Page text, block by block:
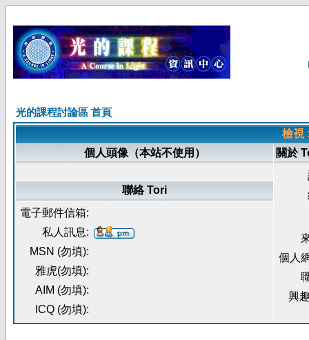
光的課程討論區 首頁
檢視
個人頭像（本站不使用）
關於
個人
興
聯絡 Tori
電子郵件信箱:
私人訊息:
MSN (勿填):
雅虎(勿填):
AIM (勿填):
ICQ (勿填):